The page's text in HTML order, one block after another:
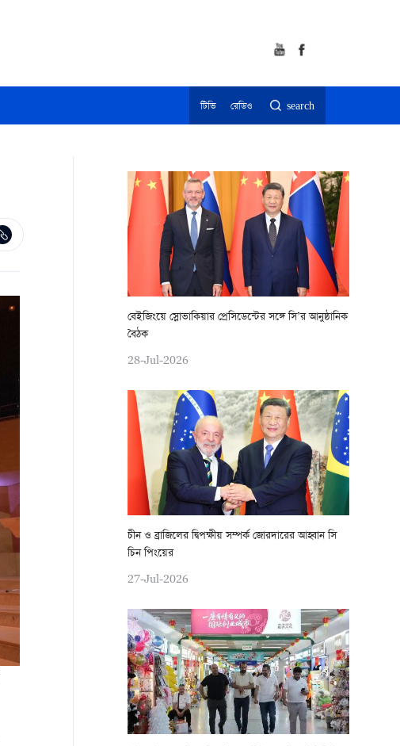
টিভি রেডিও search
বেইজিংয়ে স্লোভাকিয়ার প্রেসিডেন্টের সঙ্গে সি’র আনুষ্ঠানিক
বৈঠক
28-Jul-2026
চীন ও ব্রাজিলের দ্বিপক্ষীয় সম্পর্ক জোরদারের আহ্বান সি
চিন পিংয়ের
27-Jul-2026